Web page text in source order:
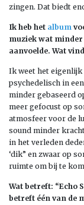
zingen. Dat biedt
Ik heb het album
muziek wat
aanvoelde. Wat
Ik weet het eigenlijk
psychedelisch in
minder gebaseerd
meer gefocust op
atmosfeer voor de
sound minder
in het verleden
‘dik” en zwaar op
ruimte om bij te
Wat betreft: “Echo
betreft één van de